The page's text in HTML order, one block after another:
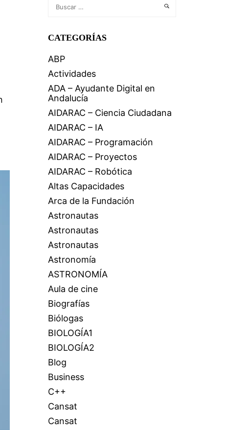
CATEGORÍAS
ABP
Actividades
ADA – Ayudante Digital en
Andalucía
AIDARAC – Ciencia Ciudadana
AIDARAC – IA
AIDARAC – Programación
AIDARAC – Proyectos
AIDARAC – Robótica
Altas Capacidades
Arca de la Fundación
Astronautas
Astronautas
Astronautas
Astronomía
ASTRONOMÍA
Aula de cine
Biografías
Biólogas
BIOLOGÍA1
BIOLOGÍA2
Blog
Business
C++
Cansat
Cansat